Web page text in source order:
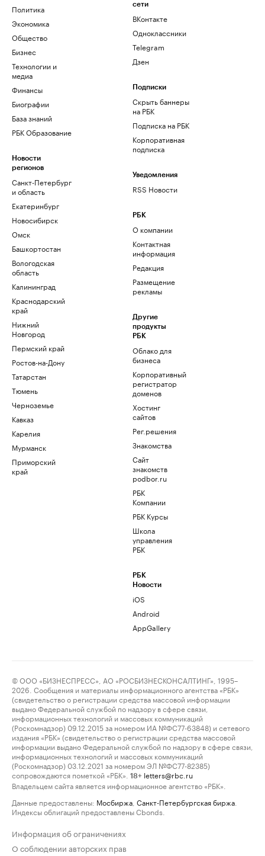
Политика
Экономика
Общество
Бизнес
Технологии и
медиа
Финансы
Биографии
База знаний
РБК Образование
Новости
регионов
Санкт-Петербург
и область
Екатеринбург
Новосибирск
Омск
Башкортостан
Вологодская
область
Калининград
Краснодарский
край
Нижний
Новгород
Пермский край
Ростов-на-Дону
Татарстан
Тюмень
Черноземье
Кавказ
Карелия
Мурманск
Приморский
край
сети
ВКонтакте
Одноклассники
Telegram
Дзен
Подписки
Скрыть баннеры
на РБК
Подписка на РБК
Корпоративная
подписка
Уведомления
RSS Новости
РБК
О компании
Контактная
информация
Редакция
Размещение
рекламы
Другие
продукты
РБК
Облако для
бизнеса
Корпоративный
регистратор
доменов
Хостинг
сайтов
Рег.решения
Знакомства
Сайт
знакомств
podbor.ru
РБК
Компании
РБК Курсы
Школа
управления
РБК
РБК
Новости
iOS
Android
AppGallery
© ООО «БИЗНЕСПРЕСС», АО «РОСБИЗНЕСКОНСАЛТИНГ», 1995–
2026. Сообщения и материалы информационного агентства «РБК»
(свидетельство о регистрации средства массовой информации
выдано Федеральной службой по надзору в сфере связи,
информационных технологий и массовых коммуникаций
(Роскомнадзор) 09.12.2015 за номером ИА №ФС77-63848) и сетевого
издания «РБК» (свидетельство о регистрации средства массовой
информации выдано Федеральной службой по надзору в сфере связи,
информационных технологий и массовых коммуникаций
(Роскомнадзор) 03.12.2021 за номером ЭЛ №ФС77-82385)
сопровождаются пометкой «РБК».
18+ letters@rbc.ru
Владельцем сайта является информационное агентство «РБК».
Данные предоставлены: Мосбиржа Санкт-Петербургская биржа
Индексы облигаций предоставлены Cbonds.
Информация об ограничениях
О соблюдении авторских прав